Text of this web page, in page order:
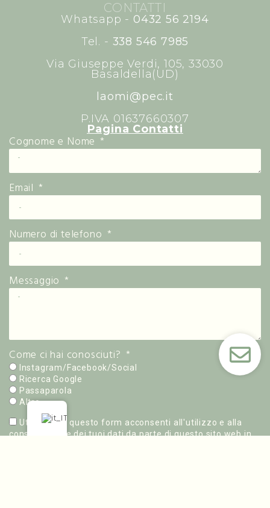
CONTATTI
Whatsapp - 0432 56 2194
Tel. - 338 546 7985
Via Giuseppe Verdi, 105, 33030
Basaldella(UD)
laomi@pec.it
P.IVA 01637660307
Pagina Contatti
Cognome e Nome
Email
Numero di telefono
Messaggio
Come ci hai conosciuti?
Instagram/Facebook/Social
Ricerca Google
Passaparola
Altro
Utilizzando questo form acconsenti all'utilizzo e alla
conservazione dei tuoi dati da parte di questo sito web in